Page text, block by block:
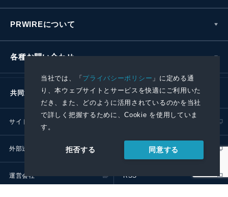
当社では、「プライバシーポリシー 」に定める通
り、本ウェブサイトとサービスを快適にご利用いた
だき、また、どのように活用されているのかを当社
で詳しく把握するために、Cookie を使用していま
す。
拒否する 同意する
PRWIREについて
各種お問い合わせ
共同通信社グループ
サイトポリシー
外部送信ポリシー プレスリリース取扱基準
運営会社 RSS